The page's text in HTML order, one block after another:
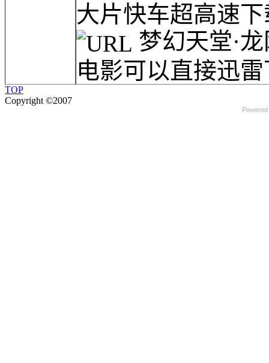
大片快车超高速
梦幻天堂·
电影可以直接迅
TOP
Copyright ©2007